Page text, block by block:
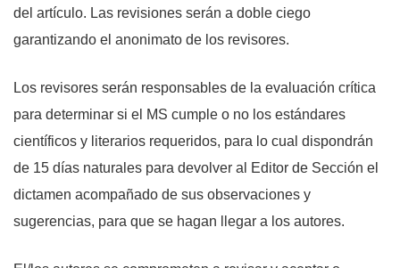
del artículo. Las revisiones serán a doble ciego
garantizando el anonimato de los revisores.
Los revisores serán responsables de la evaluación crítica
para determinar si el MS cumple o no los estándares
científicos y literarios requeridos, para lo cual dispondrán
de 15 días naturales para devolver al Editor de Sección el
dictamen acompañado de sus observaciones y
sugerencias, para que se hagan llegar a los autores.